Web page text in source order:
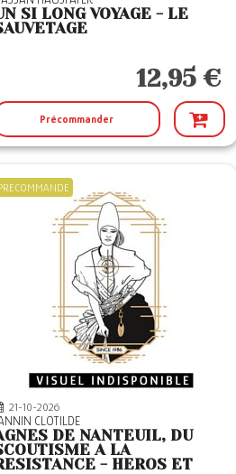
SI LONG VOYAGE - LE
12,95 €
Précommander
21-10-2026
CLOTILDE
DE NANTEUIL, DU
A LA
- HEROS ET